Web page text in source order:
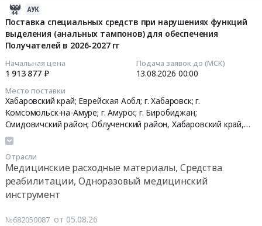
Поставка специальных средств при нарушениях функций
выделения (анальных тампонов) для обеспечения
Получателей в 2026-2027 гг
Начальная цена
1 913 877 ₽
Подача заявок до (МСК)
13.08.2026 00:00
Место поставки
Хабаровский край; Еврейская Аобл; г. Хабаровск; г.
Комсомольск-на-Амуре; г. Амурск; г. Биробиджан;
Смидовичский район; Облученский район, Хабаровский край,
Еврейская АО
Отрасли
Медицинские расходные материалы, Средства
реабилитации, Одноразовый медицинский
инструмент
№682050087 от 05.08.26